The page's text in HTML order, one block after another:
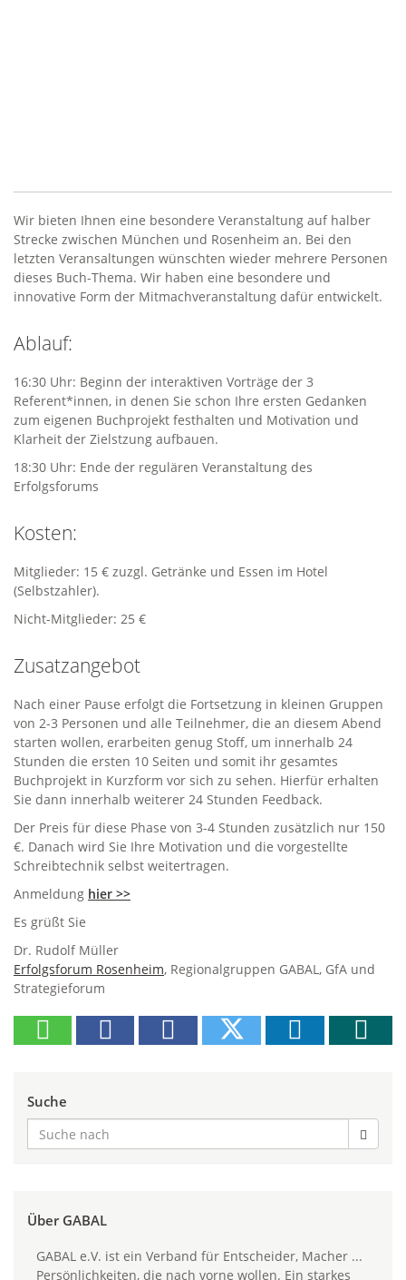
Wir bieten Ihnen eine besondere Veranstaltung auf halber
Strecke zwischen München und Rosenheim an. Bei den
letzten Veransaltungen wünschten wieder mehrere Personen
dieses Buch-Thema. Wir haben eine besondere und
innovative Form der Mitmachveranstaltung dafür entwickelt.
Ablauf:
16:30 Uhr: Beginn der interaktiven Vorträge der 3
Referent*innen, in denen Sie schon Ihre ersten Gedanken
zum eigenen Buchprojekt festhalten und Motivation und
Klarheit der Zielstzung aufbauen.
18:30 Uhr: Ende der regulären Veranstaltung des
Erfolgsforums
Kosten:
Mitglieder: 15 € zuzgl. Getränke und Essen im Hotel
(Selbstzahler).
Nicht-Mitglieder: 25 €
Zusatzangebot
Nach einer Pause erfolgt die Fortsetzung in kleinen Gruppen
von 2-3 Personen und alle Teilnehmer, die an diesem Abend
starten wollen, erarbeiten genug Stoff, um innerhalb 24
Stunden die ersten 10 Seiten und somit ihr gesamtes
Buchprojekt in Kurzform vor sich zu sehen. Hierfür erhalten
Sie dann innerhalb weiterer 24 Stunden Feedback.
Der Preis für diese Phase von 3-4 Stunden zusätzlich nur 150
€. Danach wird Sie Ihre Motivation und die vorgestellte
Schreibtechnik selbst weitertragen.
Anmeldung hier >>
Es grüßt Sie
Dr. Rudolf Müller
Erfolgsforum Rosenheim, Regionalgruppen GABAL, GfA und
Strategieforum
Suche
Über GABAL
GABAL e.V. ist ein Verband für Entscheider, Macher ...
Persönlichkeiten, die nach vorne wollen. Ein starkes